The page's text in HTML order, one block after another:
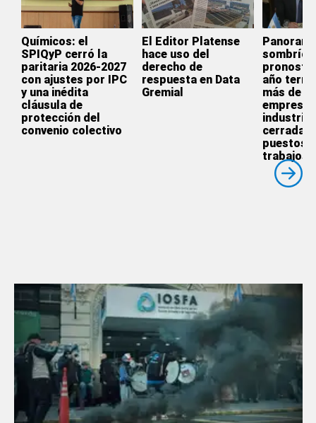
Químicos: el
SPIQyP cerró la
paritaria 2026-2027
con ajustes por IPC
y una inédita
cláusula de
protección del
convenio colectivo
El Editor Platense
hace uso del
derecho de
respuesta en Data
Gremial
sombrío:
año
más de
empresas
cerradas
puestos
trabajos